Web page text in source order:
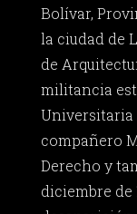
Bolívar,
la ciudad de
de
militancia
Universitaria
compañero
Derecho y
diciembre de